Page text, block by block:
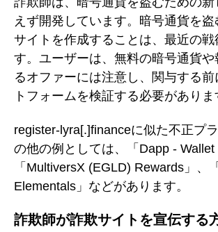
えず開発しています。暗号通貨を
サイトを作成することは、最近の
す。ユーザーは、無料の暗号通貨や
るオファーには注意し、関与する前
トフォームを検証する必要がありま
register-lyra[.]financeに似た不正プ
の他の例としては、「Dapp - Wallet
「MultiversX (EGLD) Rewards」、
Elementals」などがあります。
詐欺師が詐欺サイトを宣伝する